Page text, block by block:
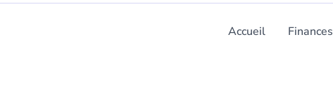
Accueil Finances